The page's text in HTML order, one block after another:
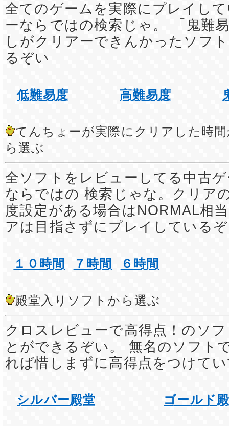
全てのゲームを実際にプレイし
ーならではの検索じゃ。 「鬼難
しがクリアーできんかったソフ
るぞい
低難易度 高難易度
てんちょーが実際にクリアした時
ら選ぶ
全ソフトをレビューしてる中古
ならではの 検索じゃな。クリア
度設定がある場合はNORMAL相
アは目指さずにプレイしている
１０時間 ７時間 ６時間
殿堂入りソフトから選ぶ
クロスレビューで高得点！のソ
とができるぞい。 無名のソフト
れば惜しまずに高得点をつけて
シルバー殿堂 ゴールド